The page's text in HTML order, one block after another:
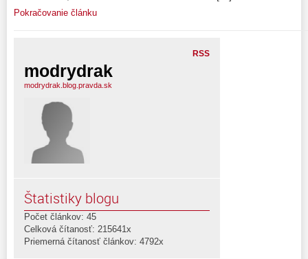
Pokračovanie článku
RSS
modrydrak
modrydrak.blog.pravda.sk
Štatistiky blogu
Počet článkov: 45
Celková čítanosť: 215641x
Priemerná čítanosť článkov: 4792x